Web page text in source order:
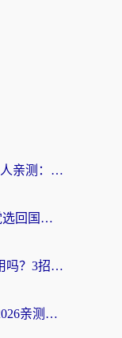
Mac翻墙回国免费？2026海外华人亲测：从CCTV5直播到国内APP，这样选加速器才靠谱
Proton VPN中国能用吗？海外党选回国加速器的避坑指南（附番茄加速器实测）
海外党必看：斧牛和Fly2CN好用吗？3招教你选对回国加速器（附免费试用攻略）
斧牛和OurPlay哪个好？海外党2026亲测：选对加速器，国内资源秒加载